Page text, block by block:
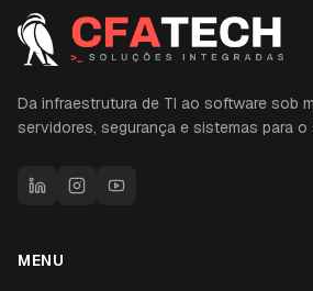
Da infraestrutura de TI ao software sob
servidores, segurança e sistemas para o
MENU